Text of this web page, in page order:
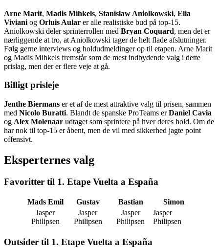
Arne Marit, Madis Mihkels, Stanislaw Aniolkowski, Elia
Viviani og Orluis Aular er alle realistiske bud på top-15.
Aniolkowski deler sprinterrollen med Bryan Coquard, men det er
nærliggende at tro, at Aniolkowski tager de helt flade afslutninger.
Følg gerne interviews og holdudmeldinger op til etapen. Arne Marit
og Madis Mihkels fremstår som de mest indbydende valg i dette
prislag, men der er flere veje at gå.
Billigt prisleje
Jenthe Biermans er et af de mest attraktive valg til prisen, sammen
med Nicolo Buratti. Blandt de spanske ProTeams erDaniel Cavia
og Alex Molenaar udtaget som sprintere på hver deres hold. Om de
har nok til top-15 er åbent, men de vil med sikkerhed jagte point
offensivt.
Eksperternes valg
Favoritter til 1. Etape Vuelta a España
Mads Emil Gustav Bastian
Simon
Jasper
Philipsen
Jasper
Philipsen
Jasper
Philipsen
Jasper
Philipsen
Outsider til 1. Etape Vuelta a España